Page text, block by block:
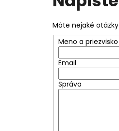
Máte nejaké
Meno a priezvisko
Email
Správa